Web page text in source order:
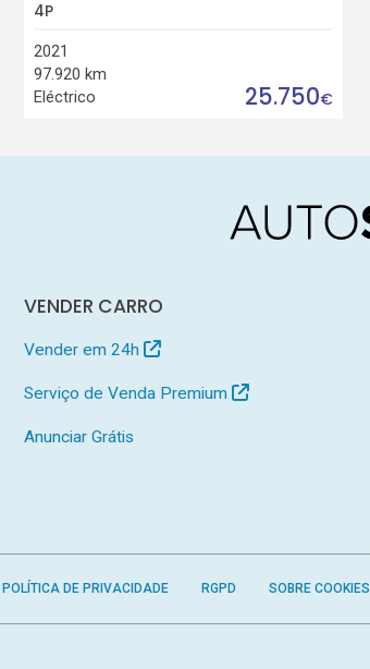
4P
2021
97.920 km
Eléctrico
25.750€
VENDER CARRO
Vender em 24h
Serviço de Venda Premium
Anunciar Grátis
POLÍTICA DE PRIVACIDADE RGPD SOBRE COOKIES